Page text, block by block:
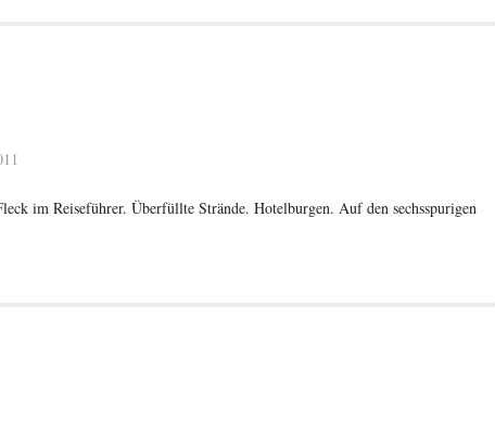
im Reiseführer. Überfüllte Strände. Hotelburgen. Auf den sechsspurigen